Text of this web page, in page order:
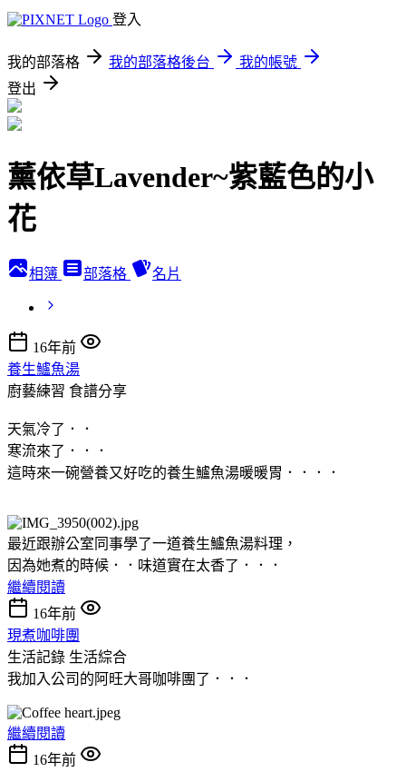
登入
我的部落格 我的部落格後台
我的帳號
登出
薰依草Lavender~紫藍色的小
花
相簿 部落格 名片
16年前
養生鱸魚湯
廚藝練習 食譜分享
天氣冷了．．
寒流來了．．．
這時來一碗營養又好吃的養生鱸魚湯暖暖胃．．．．
最近跟辦公室同事學了一道養生鱸魚湯料理，
因為她煮的時候．．味道實在太香了．．．
繼續閱讀
16年前
現煮咖啡團
生活記錄 生活綜合
我加入公司的阿旺大哥咖啡團了．．．
繼續閱讀
16年前